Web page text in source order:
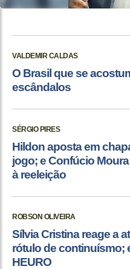
VALDEMIR CALDAS
O Brasil que se
escândalos
SÉRGIO PIRES
Hildon aposta em
jogo; e Confúcio
à reeleição
ROBSON OLIVEIRA
Sílvia Cristina reage a
rótulo de continuísmo;
HEURO